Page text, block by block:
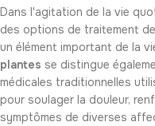
Dans l'agitation de la vie
des options de traitement
un élément important de la
plantes se distingue
médicales traditionnelles
pour soulager la douleur,
symptômes de diverses